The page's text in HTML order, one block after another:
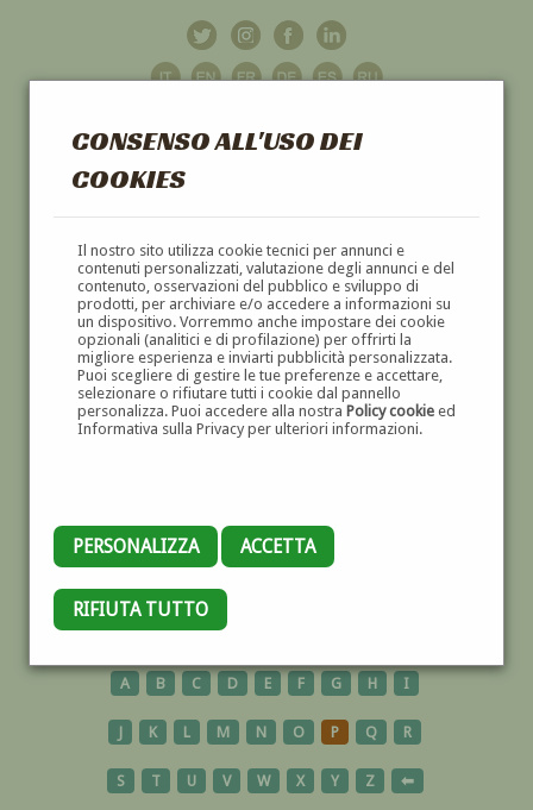
CONSENSO ALL'USO DEI
COOKIES
Il nostro sito utilizza cookie tecnici per annunci e
contenuti personalizzati, valutazione degli annunci e del
contenuto, osservazioni del pubblico e sviluppo di
prodotti, per archiviare e/o accedere a informazioni su
un dispositivo. Vorremmo anche impostare dei cookie
opzionali (analitici e di profilazione) per offrirti la
migliore esperienza e inviarti pubblicità personalizzata.
Puoi scegliere di gestire le tue preferenze e accettare,
selezionare o rifiutare tutti i cookie dal pannello
personalizza. Puoi accedere alla nostra Policy cookieed
Informativa sulla Privacy per ulteriori informazioni.
PERSONALIZZA ACCETTA
RIFIUTA TUTTO
GALLERIAD'ARTE
DIPINTI E SCULTURE '800 E '900
AUTORI
A B C D E F G H I
J K L M N O P Q R
S T U V W X Y Z ⬅